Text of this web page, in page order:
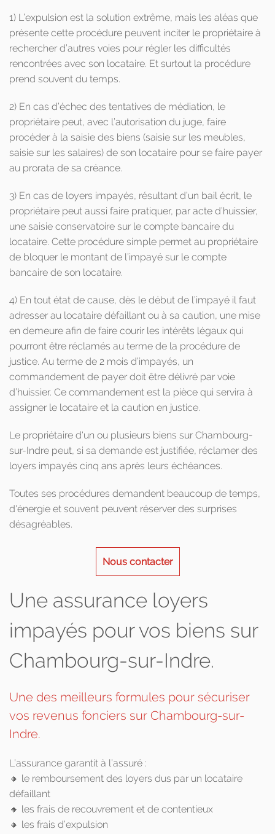
1) L’expulsion est la solution extrême, mais les aléas que
présente cette procédure peuvent inciter le propriétaire à
rechercher d’autres voies pour régler les difficultés
rencontrées avec son locataire. Et surtout la procédure
prend souvent du temps.
2) En cas d’échec des tentatives de médiation, le
propriétaire peut, avec l’autorisation du juge, faire
procéder à la saisie des biens (saisie sur les meubles,
saisie sur les salaires) de son locataire pour se faire payer
au prorata de sa créance.
3) En cas de loyers impayés, résultant d’un bail écrit, le
propriétaire peut aussi faire pratiquer, par acte d’huissier,
une saisie conservatoire sur le compte bancaire du
locataire. Cette procédure simple permet au propriétaire
de bloquer le montant de l’impayé sur le compte
bancaire de son locataire.
4) En tout état de cause, dès le début de l’impayé il faut
adresser au locataire défaillant ou à sa caution, une mise
en demeure afin de faire courir les intérêts légaux qui
pourront être réclamés au terme de la procédure de
justice. Au terme de 2 mois d’impayés, un
commandement de payer doit être délivré par voie
d’huissier. Ce commandement est la pièce qui servira à
assigner le locataire et la caution en justice.
Le propriétaire d'un ou plusieurs biens sur Chambourg-
sur-Indre peut, si sa demande est justifiée, réclamer des
loyers impayés cinq ans après leurs échéances.
Toutes ses procédures demandent beaucoup de temps,
d'énergie et souvent peuvent réserver des surprises
désagréables.
Nous contacter
Une assurance loyers
impayés pour vos biens sur
Chambourg-sur-Indre.
Une des meilleurs formules pour sécuriser
vos revenus fonciers sur Chambourg-sur-
Indre.
L’assurance garantit à l’assuré :
🔸 le remboursement des loyers dus par un locataire
défaillant
🔸 les frais de recouvrement et de contentieux
🔸 les frais d’expulsion